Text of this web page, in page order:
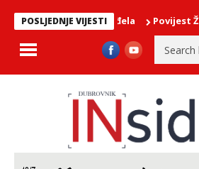
POSLJEDNJE VIJESTI Povijest